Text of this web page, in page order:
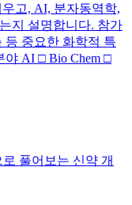
고, AI, 분자동역학,
지 설명합니다. 참가
등 중요한 화학적 특
야 AI □ Bio Chem □